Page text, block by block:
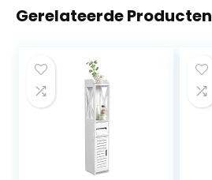
Gerelateerde Producten